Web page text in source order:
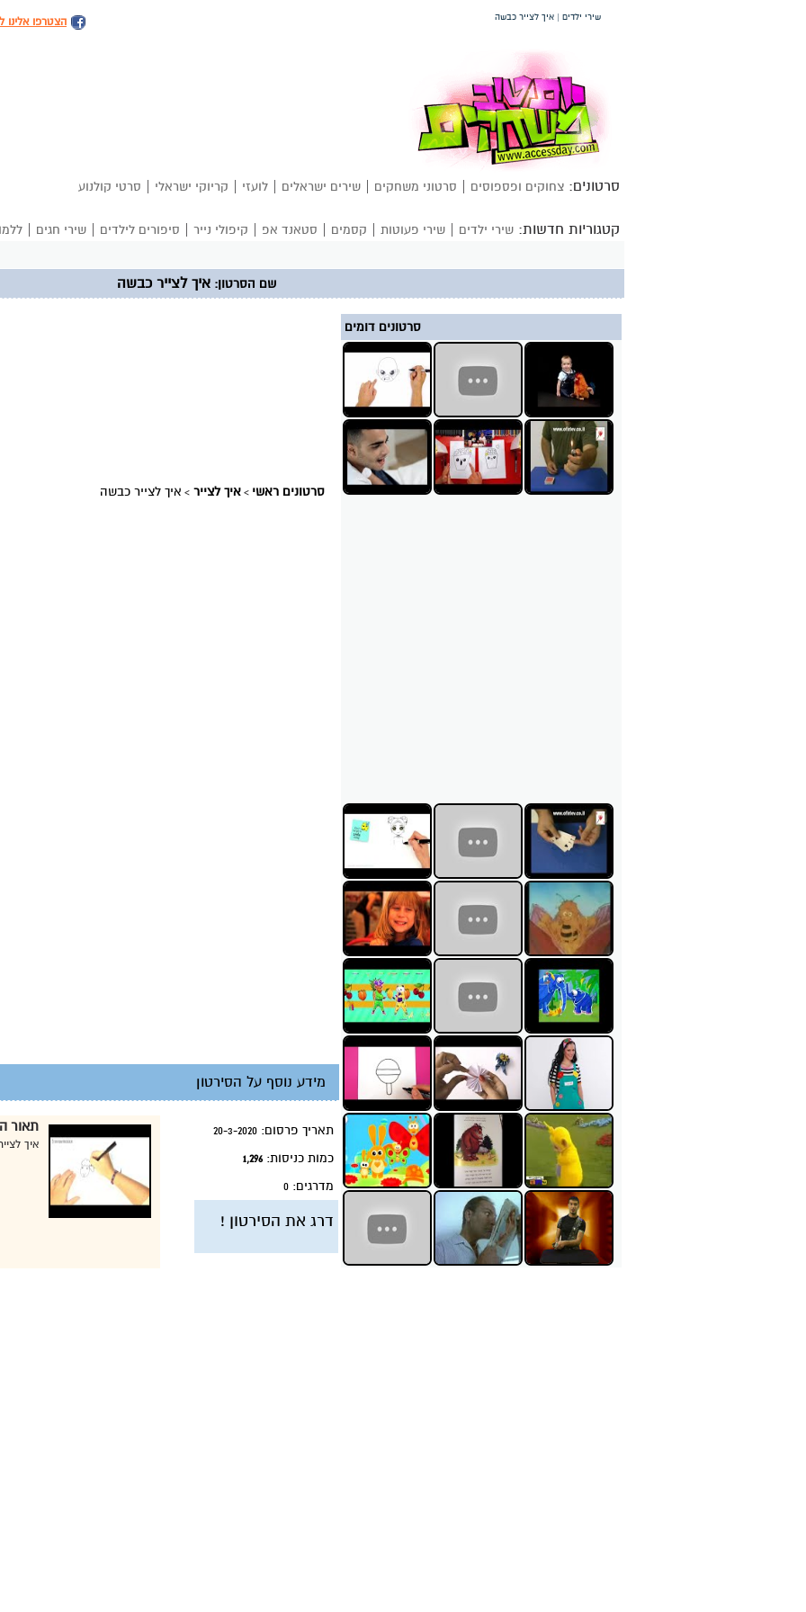
שירי ילדים | איך לצייר כבשה הצטרפו אלינו
סרטונים: צחוקים ופספוסים סרטוני משחקים שירים ישראלים לועזי קריוקי ישראלי סרטי קולנוע
קטגוריות חדשות: שירי ילדים שירי פעוטות קסמים סטאנד אפ קיפולי נייר סיפורים לילדים שירי חגים
שם הסרטון: איך לצייר כבשה
סרטונים ראשי > איך לצייר > איך לצייר כבשה
מידע נוסף על הסירטון
תאריך פרסום: 20-3-2020
כמות כניסות:1,296
מדרגים: 0
דרג את הסירטון !
תאור
איך
סרטונים דומים